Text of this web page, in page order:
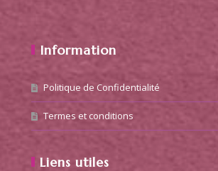
Information
Politique de Confidentialité
Termes et conditions
Liens utiles